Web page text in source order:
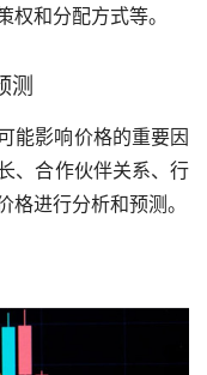
和分配方式等。
测
能影响价格的重要因
、合作伙伴关系、行
进行分析和预测。